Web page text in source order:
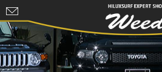
HILUXSURF
EXPERT
SHOP Weed